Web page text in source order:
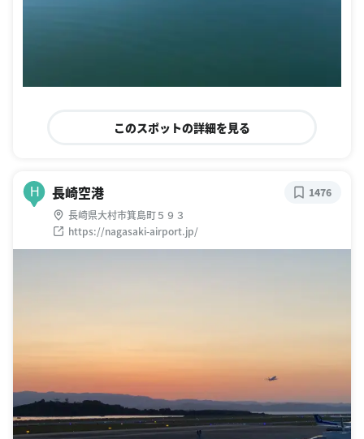
このスポットの詳細を見る
H 長崎空港
長崎県大村市箕島町５９３
https://nagasaki-airport.jp/
1476